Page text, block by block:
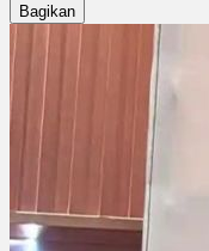
Bagikan